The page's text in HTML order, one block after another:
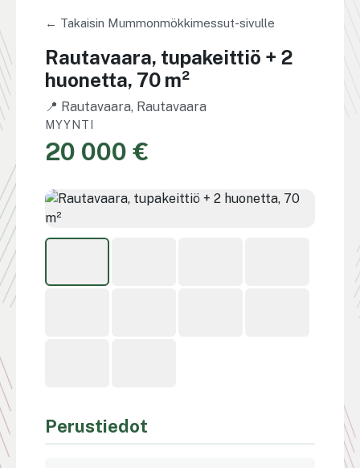
← Takaisin Mummonmökkimessut-sivulle
Rautavaara, tupakeittiö + 2
huonetta, 70 m²
📍 Rautavaara, Rautavaara
MYYNTI
20 000 €
Perustiedot